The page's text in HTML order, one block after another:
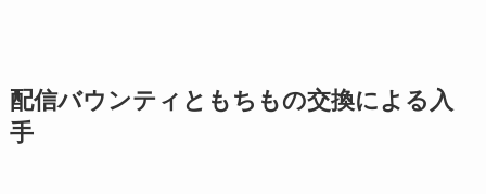
配信バウンティともちもの交換による入
手